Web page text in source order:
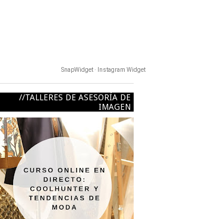
SnapWidget · Instagram Widget
TALLERES DE ASESORÍA DE
IMAGEN